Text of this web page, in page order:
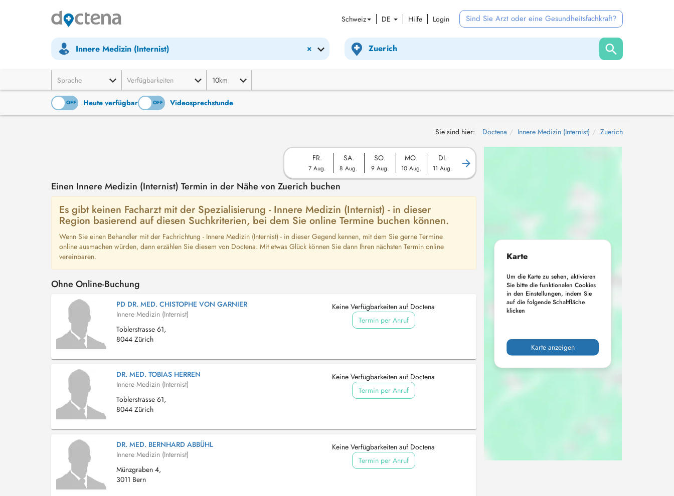
Schweiz DE Hilfe Login Sind Sie Arzt oder eine Gesundheitsfachkraft?
×
Innere Medizin (Internist)
Sprache Verfügbarkeiten 10km
OFF Heute verfügbar
ON OFF Videosprechstunde
Sie sind hier: Doctena Innere Medizin (Internist) Zuerich
FR.
7 Aug.
SA.
8 Aug.
SO.
9 Aug.
MO.
10 Aug.
DI.
11 Aug.
Einen Innere Medizin (Internist) Termin in der Nähe von Zuerich buchen
Es gibt keinen Facharzt mit der Spezialisierung - Innere Medizin (Internist) - in dieser
Region basierend auf diesen Suchkriterien, bei dem Sie online Termine buchen können.
Wenn Sie einen Behandler mit der Fachrichtung - Innere Medizin (Internist) - in dieser Gegend kennen, mit dem Sie gerne Termine
online ausmachen würden, dann erzählen Sie diesem von Doctena. Mit etwas Glück können Sie dann Ihren nächsten Termin online
vereinbaren.
Ohne Online-Buchung
PD DR. MED. CHISTOPHE VON GARNIER
Innere Medizin (Internist)
Toblerstrasse 61,
8044 Zürich
Keine Verfügbarkeiten auf Doctena
Termin per Anruf
DR. MED. TOBIAS HERREN
Innere Medizin (Internist)
Toblerstrasse 61,
8044 Zürich
Keine Verfügbarkeiten auf Doctena
Termin per Anruf
DR. MED. BERNHARD ABBÜHL
Innere Medizin (Internist)
Münzgraben 4,
3011 Bern
Keine Verfügbarkeiten auf Doctena
Termin per Anruf
Karte
Um die Karte zu sehen, aktivieren
Sie bitte die funktionalen Cookies
in den Einstellungen, indem Sie
auf die folgende Schaltfläche
klicken
Karte anzeigen